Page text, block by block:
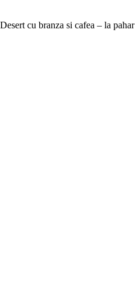
Desert cu branza si cafea – la pahar